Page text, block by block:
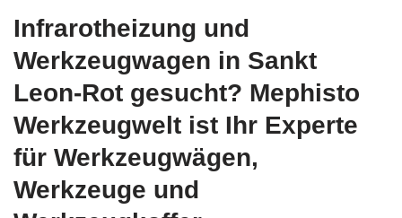
Infrarotheizung und
Werkzeugwagen in Sankt
Leon-Rot gesucht? Mephisto
Werkzeugwelt ist Ihr Experte
für Werkzeugwägen,
Werkzeuge und